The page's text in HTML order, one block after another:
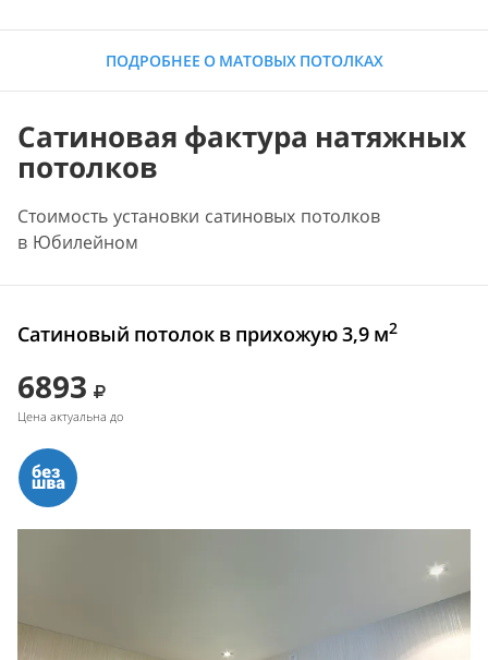
ПОДРОБНЕЕ О МАТОВЫХ ПОТОЛКАХ
Сатиновая фактура натяжных
потолков
Стоимость установки сатиновых потолков
в Юбилейном
Сатиновый потолок в прихожую 3,9 м2
6893
Цена актуальна до